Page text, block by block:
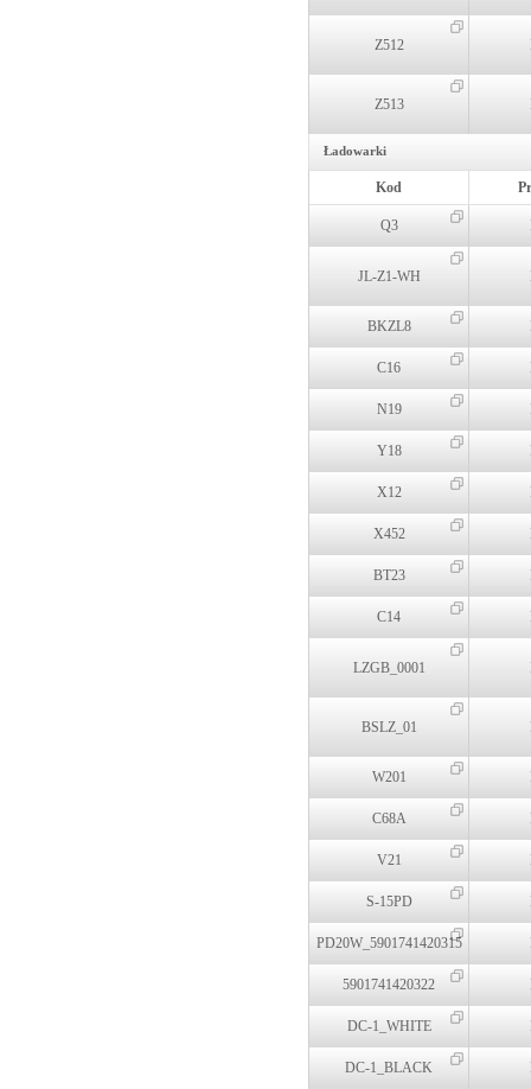
Z512
Z513
Ładowarki
Kod
Q3
JL-Z1-WH
BKZL8
C16
N19
Y18
X12
X452
BT23
C14
LZGB_0001
BSLZ_01
W201
C68A
V21
S-15PD
PD20W_5901741420315
5901741420322
DC-1_WHITE
DC-1_BLACK